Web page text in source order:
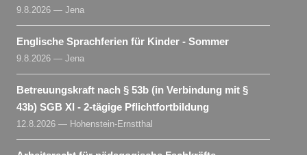
9.8.2026 — Jena
Englische Sprachferien für Kinder - Sommer
9.8.2026 — Jena
Betreuungskraft nach § 53b (in Verbindung mit §
43b) SGB XI - 2-tägige Pflichtfortbildung
12.8.2026 — Hohenstein-Ernstthal